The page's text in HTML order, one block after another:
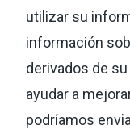
utilizar su
información
derivados de
ayudar a
podríamos